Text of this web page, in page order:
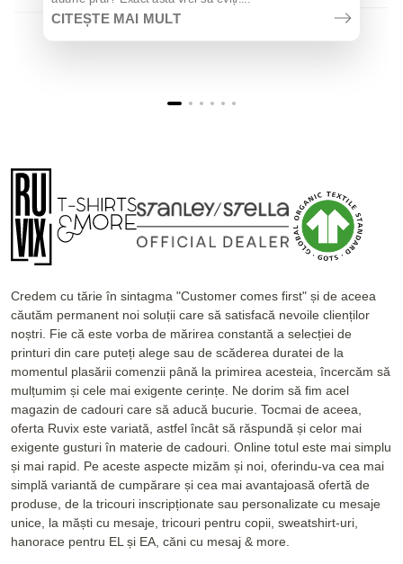
CITEȘTE MAI MULT
Credem cu tărie în sintagma "Customer comes first" și de aceea
căutăm permanent noi soluții care să satisfacă nevoile clienților
noștri. Fie că este vorba de mărirea constantă a selecției de
printuri din care puteți alege sau de scăderea duratei de la
momentul plasării comenzii până la primirea acesteia, încercăm să
mulțumim și cele mai exigente cerințe. Ne dorim să fim acel
magazin de cadouri care să aducă bucurie. Tocmai de aceea,
oferta Ruvix este variată, astfel încât să răspundă și celor mai
exigente gusturi în materie de cadouri. Online totul este mai simplu
și mai rapid. Pe aceste aspecte mizăm și noi, oferindu-va cea mai
simplă variantă de cumpărare și cea mai avantajoasă ofertă de
produse, de la tricouri inscripționate sau personalizate cu mesaje
unice, la măști cu mesaje, tricouri pentru copii, sweatshirt-uri,
hanorace pentru EL și EA, căni cu mesaj & more.